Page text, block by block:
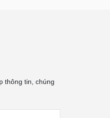
thông tin, chúng